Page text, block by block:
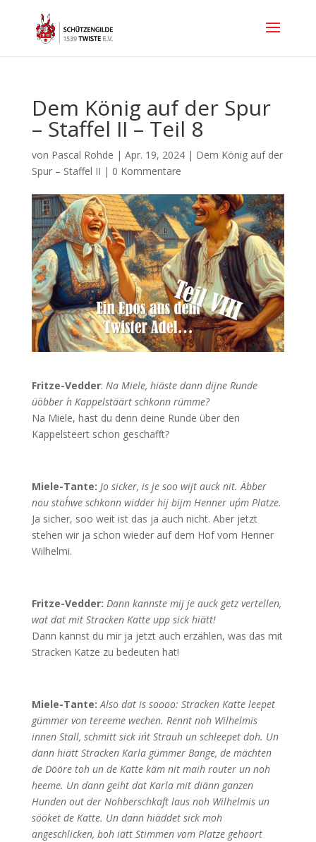
Dem König auf der Spur
– Staffel II – Teil 8
von Pascal Rohde | Apr. 19, 2024| Dem König auf der
Spur – Staffel II | 0 Kommentare
Fritze-Vedder: Na Miele, hiäste dann dijne Runde
üöbber ´n Kappelstäärt schkonn rümme?
Na Miele, hast du denn deine Runde über den
Kappelsteert schon geschafft?
Miele-Tante: Jo sicker, is je soo wijt auck nit. Äbber
nou stoh´we schkonn widder hij bijm Henner up´m Platze.
Ja sicher, soo weit ist das ja auch nicht. Aber jetzt
stehen wir ja schon wieder auf dem Hof vom Henner
Wilhelmi.
Fritze-Vedder: Dann kannste mij je auck getz vertellen,
wat dat mit Stracken Katte upp sick hiätt!
Dann kannst du mir ja jetzt auch erzählen, was das mit
Stracken Katze zu bedeuten hat!
Miele-Tante: Also dat is soooo: Stracken Katte leepet
gümmer von tereeme wechen. Rennt noh Wilhelmis
innen Stall, schmitt sick in´t Strauh un schleepet doh. Un
dann hiätt Stracken Karla gümmer Bange, de mächten
de Dööre toh un de Katte käm nit maih router un noh
heeme. Un dann geiht dat Karla mit diänn ganzen
Hunden out der Nohberschkaft laus noh Wilhelmis un
sööket de Katte. Un dann hiäddet sick moh
angeschlicken, boh iätt Stimmen vom Platze gehoort